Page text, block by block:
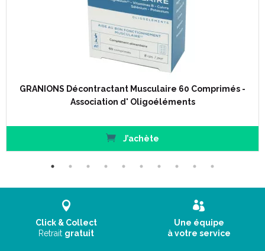
GRANIONS Décontractant Musculaire 60 Comprimés -
Association d' Oligoéléments
J’achète
Click & Collect
Retrait gratuit
Une équipe
à votre service